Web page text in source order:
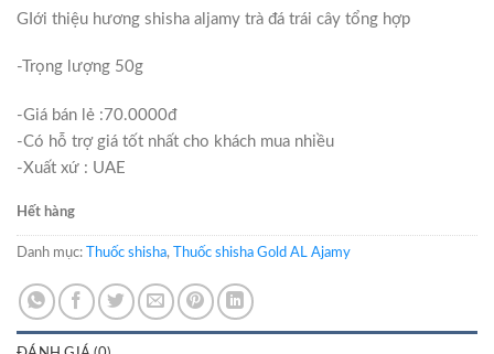
GIới thiệu hương shisha aljamy trà đá trái cây tổng hợp
-Trọng lượng 50g
-Giá bán lẻ :70.0000đ
-Có hỗ trợ giá tốt nhất cho khách mua nhiều
-Xuất xứ : UAE
Hết hàng
Danh mục: Thuốc shisha, Thuốc shisha Gold AL Ajamy